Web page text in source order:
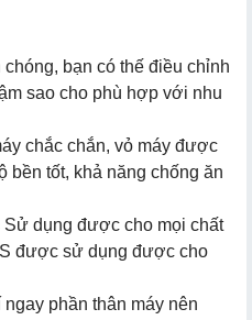
bạn có thế điều chỉnh
sao cho phù hợp với nhu
chắc chắn, vỏ máy được
bền tốt, khả năng chống ăn
Sử dụng được cho mọi chất
được sử dụng được cho
phần thân máy nên